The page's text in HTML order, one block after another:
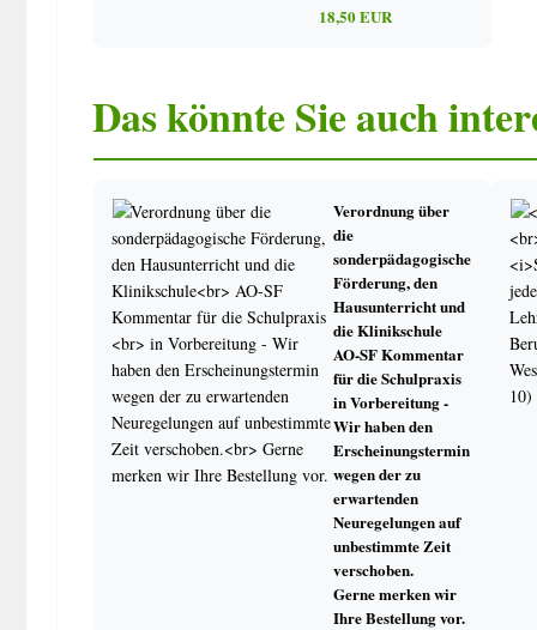
Schülerverzeichnisse/Listen
Inventar
Haushalt
Unterrichtsplanung
Wochenpläne
Sonstiges
Schulwanderungen und Schulfahrten
Datenschutz
Schadensfälle in Schulen
Gymnasium
Erprobungsstufe
Gymnasiale Oberstufe – Abiturprüfung
18,50 EUR
Das könnte Sie auch
Verordnung über
die
sonderpädagogische
Förderung, den
Hausunterricht und
die Klinikschule
AO-SF Kommentar
für die Schulpraxis
in Vorbereitung -
Wir haben den
Erscheinungstermin
wegen der zu
erwartenden
Neuregelungen auf
unbestimmte Zeit
verschoben.
Gerne merken wir
Ihre Bestellung vor.